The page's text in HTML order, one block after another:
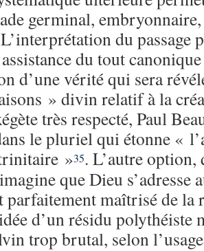
germinal,
du passage
du tout
d’une vérité qui sera
» divin relatif à la
très respecté, Paul
le pluriel qui étonne «
»35. L’autre option,
que Dieu s’adresse
parfaitement maîtrisé de la
d’un résidu polythéiste
trop brutal, selon